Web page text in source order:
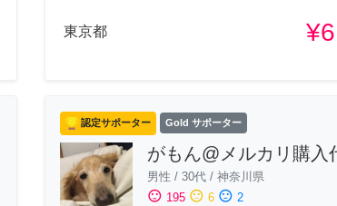
東京都
認定サポーター Gold サポーター
がもん@メルカリ購入
男性 / 30代/ 神奈川県
sentiment_satisfied 195 sentiment_neutral 6 sentiment_dissatisfied 2